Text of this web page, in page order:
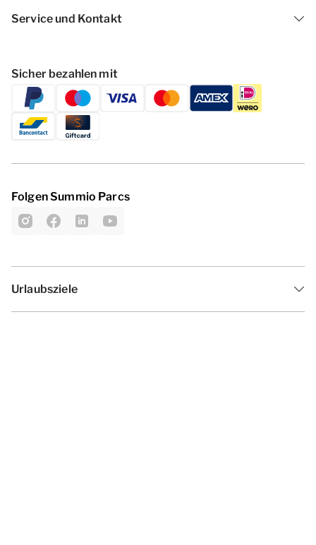
Service und Kontakt
Sicher bezahlen mit
Folgen Summio Parcs
Urlaubsziele